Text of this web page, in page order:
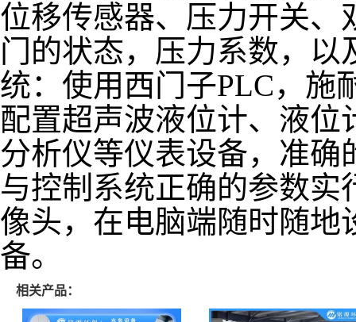
位移传感器、压力开关、
门的状态，压力系数，以
统：使用西门子PLC，施
配置超声波液位计、液位
分析仪等仪表设备，准
与控制系统正确的参数
像头，在电脑端随时随地
备。
相关产品：